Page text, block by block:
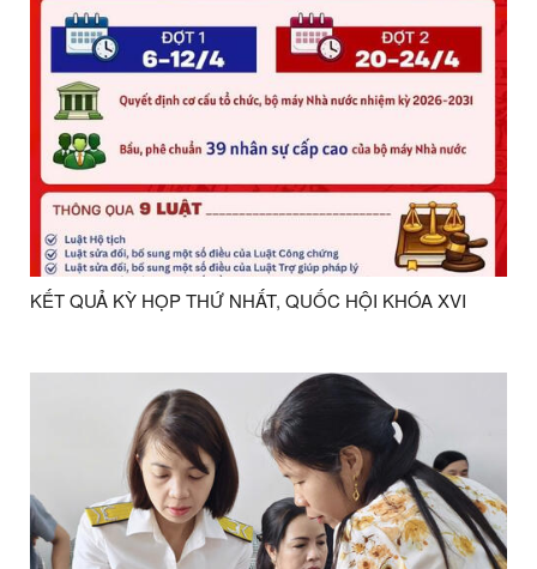
KẾT QUẢ KỲ HỌP THỨ NHẤT, QUỐC HỘI KHÓA XVI